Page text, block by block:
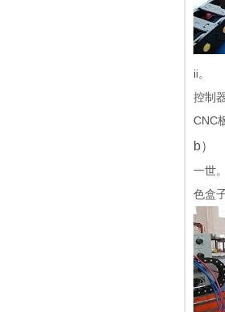
ii。
控制
CNC
b）
一世
色盒